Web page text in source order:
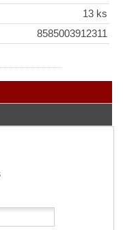
13 ks
8585003912311